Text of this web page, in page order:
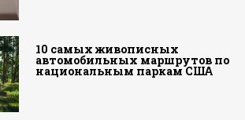
10 самых живописных
автомобильных маршрутов по
национальным паркам США